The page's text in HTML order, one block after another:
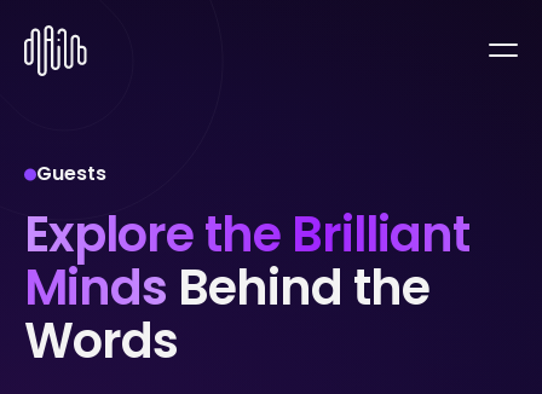
Guests
Explore the Brilliant
Minds Behind the
Words